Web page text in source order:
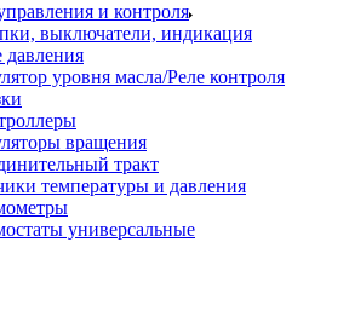
и контроля
выключатели, индикация
давления
уровня масла/Реле контроля
вращения
тракт
температуры и давления
универсальные